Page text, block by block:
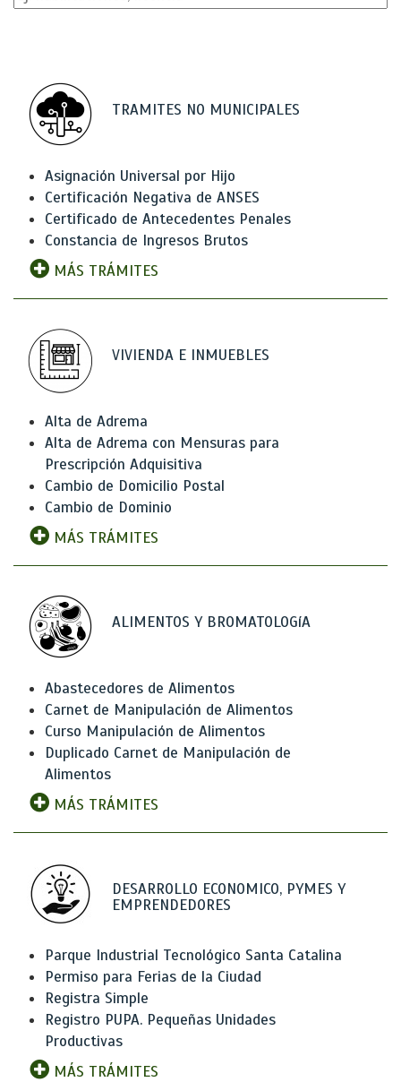
TRAMITES NO MUNICIPALES
Asignación Universal por Hijo
Certificación Negativa de ANSES
Certificado de Antecedentes Penales
Constancia de Ingresos Brutos
MÁS TRÁMITES
VIVIENDA E INMUEBLES
Alta de Adrema
Alta de Adrema con Mensuras para
Prescripción Adquisitiva
Cambio de Domicilio Postal
Cambio de Dominio
MÁS TRÁMITES
ALIMENTOS Y BROMATOLOGíA
Abastecedores de Alimentos
Carnet de Manipulación de Alimentos
Curso Manipulación de Alimentos
Duplicado Carnet de Manipulación de
Alimentos
MÁS TRÁMITES
DESARROLLO ECONOMICO, PYMES Y
EMPRENDEDORES
Parque Industrial Tecnológico Santa Catalina
Permiso para Ferias de la Ciudad
Registra Simple
Registro PUPA. Pequeñas Unidades
Productivas
MÁS TRÁMITES